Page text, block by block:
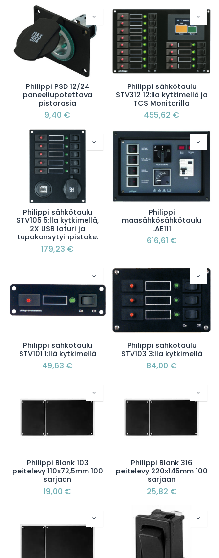
Philippi PSD 12/24
paneeliupotettava
pistorasia
9,40 €
Philippi sähkötaulu
STV312 12:lla kytkimellä ja
TCS Monitorilla
455,62 €
Philippi sähkötaulu
STV105 5:lla kytkimellä,
2X USB laturi ja
tupakansytyinpistoke.
179,23 €
Philippi
maasähkösähkötaulu
LAE111
616,61 €
Philippi sähkötaulu
STV101 1:llä kytkimellä
49,63 €
Philippi sähkötaulu
STV103 3:lla kytkimellä
84,00 €
Philippi Blank 103
peitelevy 110x72,5mm 100
sarjaan
19,00 €
Philippi Blank 316
peitelevy 220x145mm 100
sarjaan
25,82 €